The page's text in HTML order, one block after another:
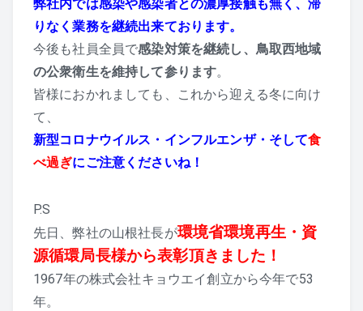
弊社内では感染や感染者との濃厚接触も無く、滞
りなく業務を継続出来ております。
今後も社員全員で感染対策を継続し、鳥取西地域
の公衆衛生を維持して参ります。
皆様におかれましても、これから迎える冬に向け
て、
新型コロナウイルス・インフルエンザ・そして食
べ過ぎにご注意くださいね！
P.S
先日、弊社の山根社長が環境省環境再生・資
源循環局長様から表彰頂きました！
1967年の株式会社キョウエイ創立から今年で53
年。